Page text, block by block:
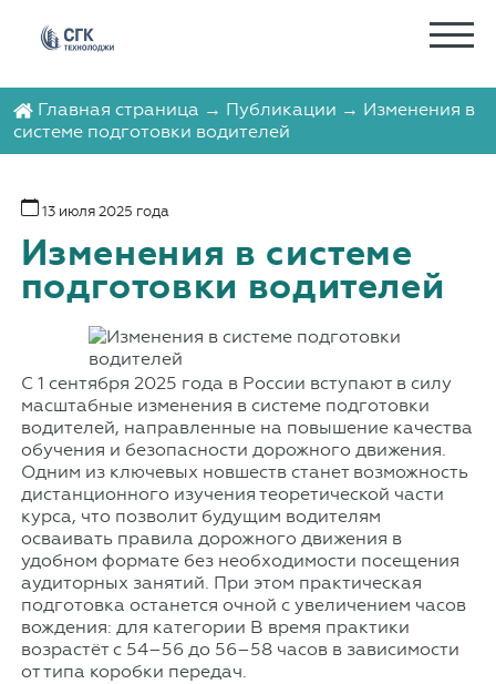
Главная страница → Публикации → Изменения в
системе подготовки водителей
13 июля 2025 года
Изменения в системе
подготовки водителей
С 1 сентября 2025 года в России вступают в силу
масштабные изменения в системе подготовки
водителей, направленные на повышение качества
обучения и безопасности дорожного движения.
Одним из ключевых новшеств станет возможность
дистанционного изучения теоретической части
курса, что позволит будущим водителям
осваивать правила дорожного движения в
удобном формате без необходимости посещения
аудиторных занятий. При этом практическая
подготовка останется очной с увеличением часов
вождения: для категории B время практики
возрастёт с 54–56 до 56–58 часов в зависимости
от типа коробки передач.